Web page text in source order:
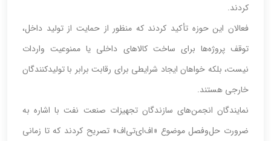
کردند.
فعالان این حوزه تأکید کردند که منظور از حمایت از تولید داخل،
توقف پروژه‌ها برای ساخت کالاهای داخلی یا ممنوعیت واردات
نیست، بلکه خواهان ایجاد شرایطی برای رقابت برابر با تولیدکنندگان
خارجی هستند.
نمایندگان انجمن‌های سازندگان تجهیزات صنعت نفت با اشاره به
ضرورت حل‌وفصل موضوع «اف‌ای‌تی‌اف» تصریح کردند که تا زمانی